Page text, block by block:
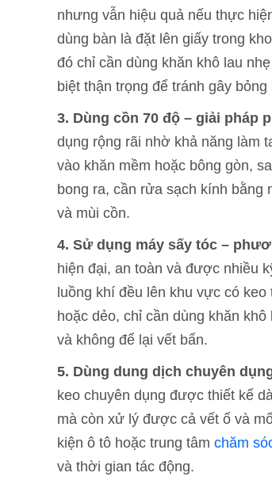
nhưng vẫn hiệu quả nếu thực
dùng bàn là đặt lên giấy trong
đó chỉ cần dùng khăn khô lau
biệt thận trọng để tránh gây
3. Dùng cồn 70 độ – giải pháp
dụng rộng rãi nhờ khả năng làm
vào khăn mềm hoặc bông gòn,
bong ra, cần rửa sạch kính bằng
và mùi cồn.
4. Sử dụng máy sấy tóc –
hiện đại, an toàn và được nhiều
luồng khí đều lên khu vực có
hoặc dẻo, chỉ cần dùng khăn
và không để lại vết bẩn.
5. Dùng dung dịch chuyên
keo chuyên dụng được thiết kế
mà còn xử lý được cả vết ố và
kiện ô tô hoặc trung tâm chăm
và thời gian tác động.